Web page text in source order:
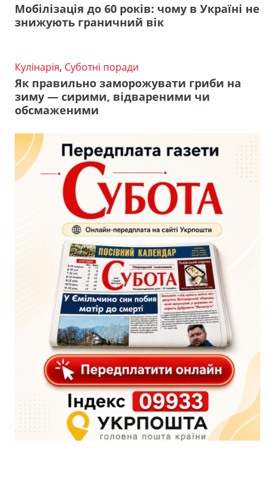
Мобілізація до 60 років: чому в Україні не
знижують граничний вік
Кулінарія, Суботні поради
Як правильно заморожувати гриби на
зиму — сирими, відвареними чи
обсмаженими